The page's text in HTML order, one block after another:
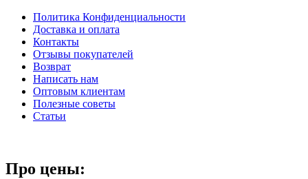
Политика Конфиденциальности
Доставка и оплата
Контакты
Отзывы покупателей
Возврат
Написать нам
Оптовым клиентам
Полезные советы
Статьи
Про цены: